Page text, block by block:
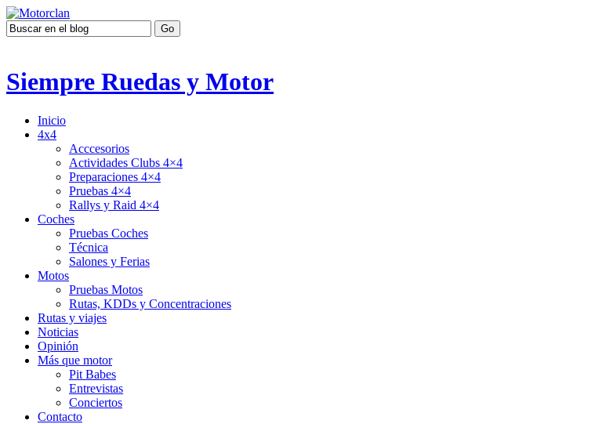
Siempre Ruedas y Motor
Inicio
4x4
Acccesorios
Actividades Clubs 4×4
Preparaciones 4×4
Pruebas 4×4
Rallys y Raid 4×4
Coches
Pruebas Coches
Técnica
Salones y Ferias
Motos
Pruebas Motos
Rutas, KDDs y Concentraciones
Rutas y viajes
Noticias
Opinión
Más que motor
Pit Babes
Entrevistas
Conciertos
Contacto